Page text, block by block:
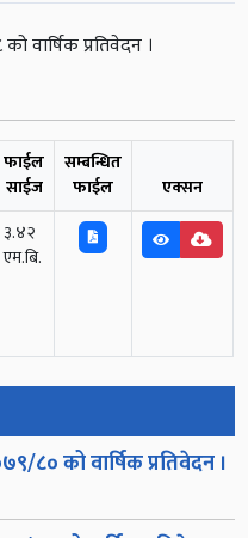
वार्षिक प्रतिवेदन ।
फाईल
साईज
सम्बन्धित
फाईल
एक्सन
३.४२
एम.बि.
८० को वार्षिक प्रतिवेदन ।